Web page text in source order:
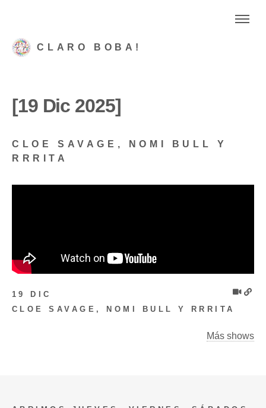
CLARO BOBA!
[19 Dic 2025]
CLOE SAVAGE, NOMI BULL Y
RRRITA
19 DIC
CLOE SAVAGE, NOMI BULL Y RRRITA
Más shows